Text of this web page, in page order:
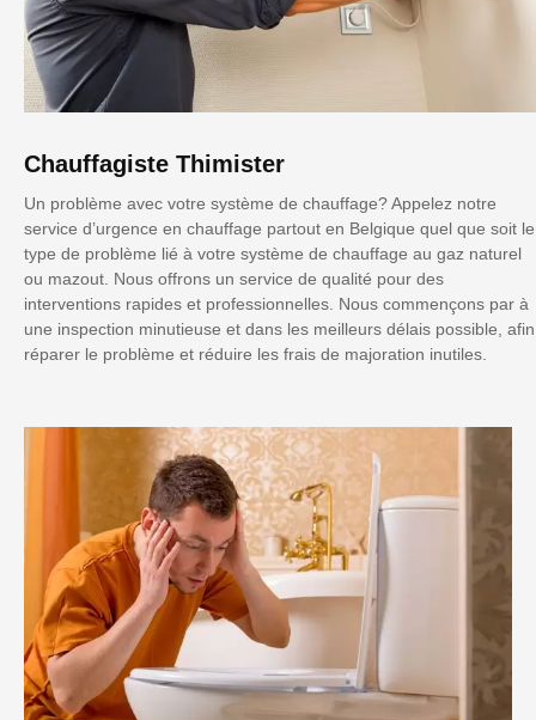
Chauffagiste Thimister
Un problème avec votre système de chauffage? Appelez notre
service d’urgence en chauffage partout en Belgique quel que soit le
type de problème lié à votre système de chauffage au gaz naturel
ou mazout. Nous offrons un service de qualité pour des
interventions rapides et professionnelles. Nous commençons par à
une inspection minutieuse et dans les meilleurs délais possible, afin
réparer le problème et réduire les frais de majoration inutiles.